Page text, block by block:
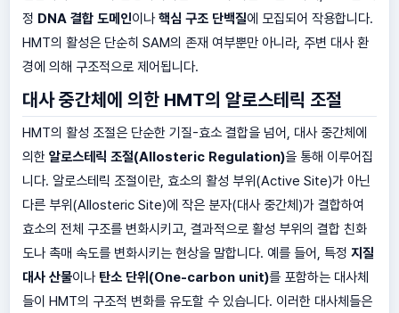
정 DNA 결합 도메인이나핵심 구조 단백질에 모집되어 작용합니다.
HMT의 활성은 단순히 SAM의 존재 여부뿐만 아니라, 주변 대사 환
경에 의해 구조적으로 제어됩니다.
대사 중간체에 의한 HMT의 알로스테릭 조절
HMT의 활성 조절은 단순한 기질-효소 결합을 넘어, 대사 중간체에
의한 알로스테릭 조절(Allosteric Regulation)을 통해 이루어집
니다. 알로스테릭 조절이란, 효소의 활성 부위(Active Site)가 아닌
다른 부위(Allosteric Site)에 작은 분자(대사 중간체)가 결합하여
효소의 전체 구조를 변화시키고, 결과적으로 활성 부위의 결합 친화
도나 촉매 속도를 변화시키는 현상을 말합니다. 예를 들어, 특정 지질
대사 산물이나 탄소 단위(One-carbon unit)를 포함하는 대사체
들이 HMT의 구조적 변화를 유도할 수 있습니다. 이러한 대사체들은